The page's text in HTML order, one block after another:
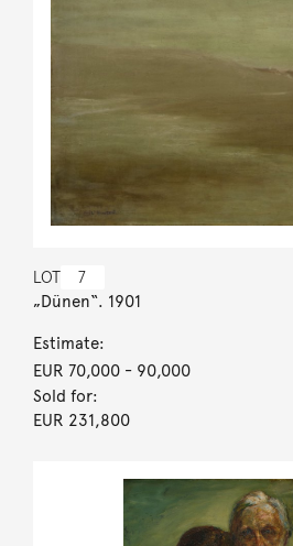
LOT 7
„Dünen“. 1901
Estimate:
EUR 70,000- 90,000
Sold for:
EUR 231,800